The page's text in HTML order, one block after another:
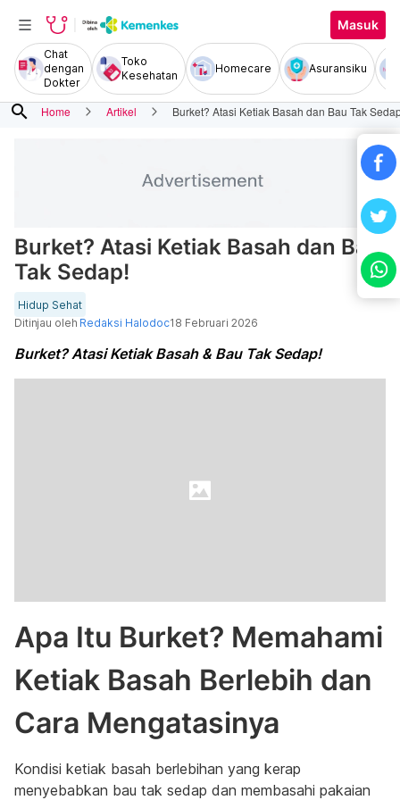
Masuk
Chat
dengan
Dokter
Toko
Kesehatan
Homecare Asuransiku
search Home Artikel Burket? Atasi Ketiak Basah dan Bau Tak
Burket? Atasi Ketiak Basah dan Bau
Tak Sedap!
Hidup Sehat
Ditinjau oleh Redaksi Halodoc18 Februari 2026
Burket? Atasi Ketiak Basah & Bau Tak Sedap!
Apa Itu Burket? Memahami
Ketiak Basah Berlebih dan
Cara Mengatasinya
Kondisi ketiak basah berlebihan yang kerap
menyebabkan bau tak sedap dan membasahi pakaian